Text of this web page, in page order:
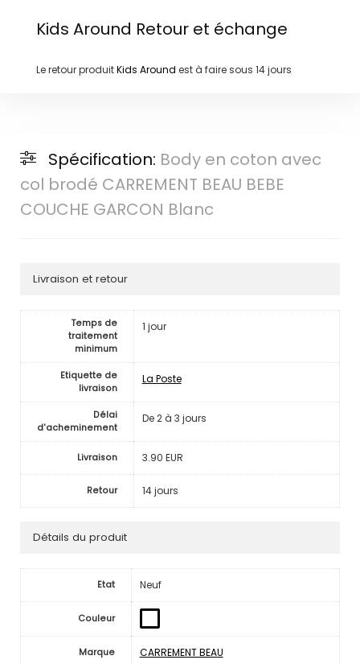
Kids Around Retour et échange
Le retour produitKids Around est à faire sous 14 jours
Spécification: Body en coton avec
col brodé CARREMENT BEAU BEBE
COUCHE GARCON Blanc
Livraison et retour
Temps de
traitement
minimum
1 jour
Etiquette de
livraison
La Poste
Délai
d'acheminement
De 2 à 3 jours
Livraison 3.90 EUR
Retour 14 jours
Détails du produit
Etat Neuf
Couleur
Marque CARREMENT BEAU